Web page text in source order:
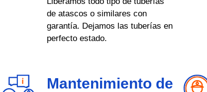
de atascos o similares con
garantía. Dejamos las tuberías en
perfecto estado.
Mantenimiento de